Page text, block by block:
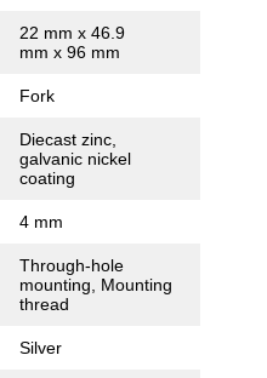
22 mm x 46.9
mm x 96 mm
Fork
Diecast zinc,
galvanic nickel
coating
4 mm
Through-hole
mounting, Mounting
thread
Silver